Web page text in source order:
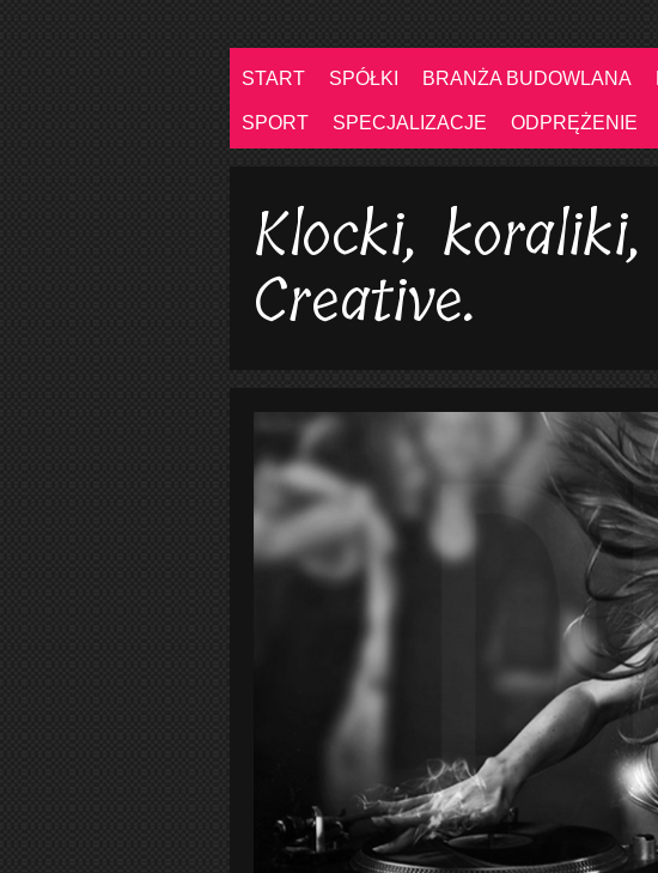
START SPÓŁKI BRANŻA BUDOWLANA
SPORT SPECJALIZACJE ODPRĘŻENIE
Klocki,
Creative.